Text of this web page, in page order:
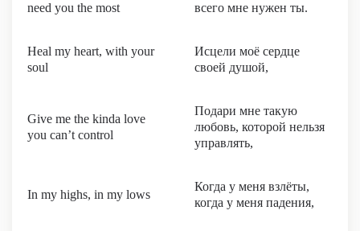
need you the most
всего мне нужен ты.
Heal my heart, with your
soul
Исцели моё сердце
своей душой,
Give me the kinda love
you can’t control
Подари мне такую
любовь, которой нельзя
управлять,
In my highs, in my lows
Когда у меня взлёты,
когда у меня падения,